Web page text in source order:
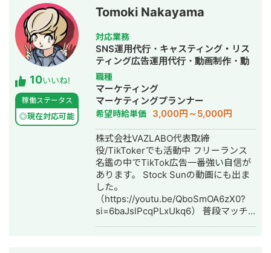
訴求開発・LPO改善 チームディレクシ
ョン・マネジメント ■強み・アピール
ポイント プロジェクト推進力：美容
D2C商材で月2,000万円の売上を企
画・実行・展開まで主導 サービス立ち
上げ経験：業界特化型マッチングサー
ビスを0→1で構築し、業界トップクラ
スへ成長 柔軟な広告運用スキル：媒体
横断での予算調整によるROI最大化を得
意とする ■保有資格 Google広告：検
索／ディスプレイ／アプリ Meta認定：
メディアプランニング／メディアバイ
イングエキスパート
社にてSEOコンサルティング ・月間
1000万PVのWEBメディアの運営 ・
Instagram個人実績30万フォロワー ・
Tiktok個人実績10万フォロワー ・リス
ティング広告/ディスプレイ広告の運用
歴5年 過去経歴 ・外資マーケティング
会社にてブランドマーケティングを担
当（年間予算数十億円のプロジェクト
責任者） ・価格最適化やダイナミック
プライシングのモデル構築 ・ブランド
設計やKPI設計の消費者調査設計
10いいね!
稼働ステータス
◎現在対応可能
Tomoki Nakayama
対応業務
SNS運用代行・キャスティング・リス
ティング広告運用代行・動画制作・動
画編集・漫画制作
職種
マーケティング
マーケティングプランナー
希望時給単価 3,000円～5,000円
株式会社VAZLABO代表取締
役/TikTokerでも活動中 フリーランス
名鑑の中でTikTok広告一番強い自信が
あります。 Stock Sunの動画にも出ま
した。
（https://youtu.be/QboSmOA6zX0?
si=6baJslPcqPLxUkq6） 普段マッチ